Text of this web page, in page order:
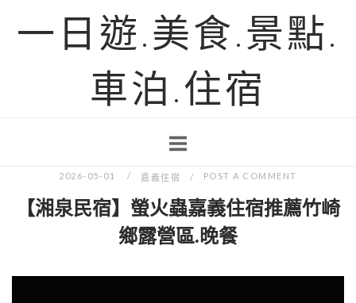
一日遊.美食.景點.
車泊.住宿
2026-05-01 嘉義住宿 POST A COMMENT
【湘泉民宿】螢火蟲嘉義住宿推薦竹崎
鄉露營區.晚餐